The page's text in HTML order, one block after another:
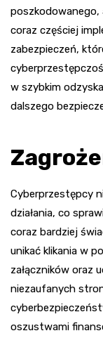
poszkodowanego,
coraz częściej
zabezpieczeń,
w szybkim
dalszego
Cyberprzestępcy
działania, co
coraz bardziej
unikać klikania w
załączników oraz
niezaufanych
oszustwami